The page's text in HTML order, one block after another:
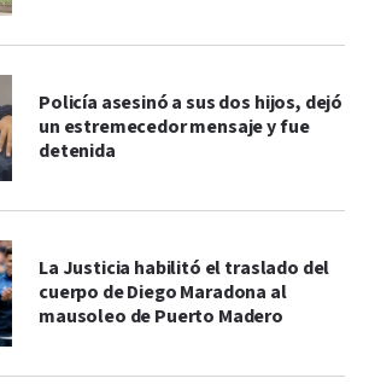
Policía asesinó a sus dos hijos, dejó
un estremecedor mensaje y fue
detenida
La Justicia habilitó el traslado del
cuerpo de Diego Maradona al
mausoleo de Puerto Madero